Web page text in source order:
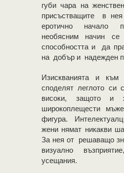
губи чара на
присъстващите в
еротично
необясним начин се
способността и да
на добър и надежден
Изискванията и
споделят леглото
високи, защото и
широкоплещести
фигура.
жени нямат никакви
За нея от решаващо
визуално
усещания.